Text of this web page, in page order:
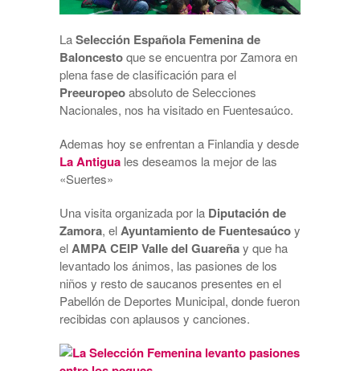
LaSelección Española Femenina de
Baloncestoque se encuentra por Zamora en
plena fase de clasificación para el
Preeuropeoabsoluto de Selecciones
Nacionales, nos ha visitado en Fuentesaúco.
Ademas hoy se enfrentan a Finlandia y desde
La Antigua les deseamos la mejor de las
«Suertes»
Una visita organizada por la Diputación de
Zamora, elAyuntamiento de Fuentesaúcoy
elAMPA CEIP Valle del Guareñay que ha
levantado los ánimos, las pasiones de los
niños y resto de saucanos presentes en el
Pabellón de Deportes Municipal, donde fueron
recibidas con aplausos y canciones.